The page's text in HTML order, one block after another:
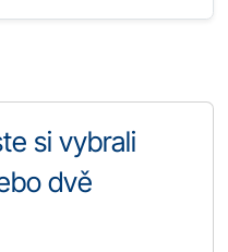
si vybrali
dvě